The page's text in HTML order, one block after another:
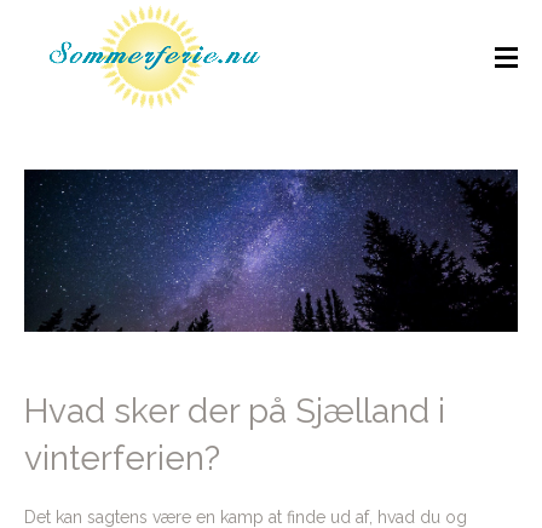
Hvad sker der på Sjælland i
vinterferien?
Det kan sagtens være en kamp at finde ud af, hvad du og